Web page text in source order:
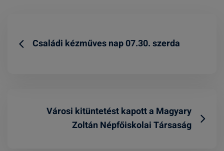
Családi kézműves nap 07.30. szerda
Városi kitüntetést kapott a Magyary
Zoltán Népfőiskolai Társaság